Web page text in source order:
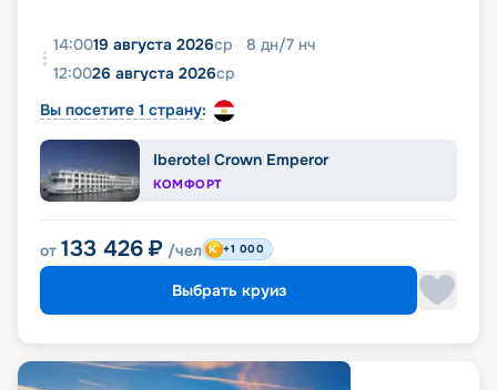
14:0019 августа 2026ср 8 дн/7 нч
12:0026 августа 2026ср
Вы посетите 1 страну:
Iberotel Crown Emperor
КОМФОРТ
от 133 426 ₽ /чел +1 000
Выбрать круиз